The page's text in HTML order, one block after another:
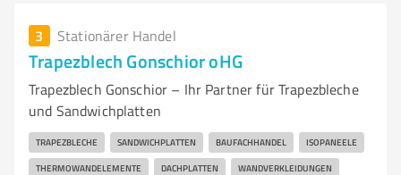
3 Stationärer Handel
Trapezblech Gonschior oHG
Trapezblech Gonschior – Ihr Partner für Trapezbleche
und Sandwichplatten
TRAPEZBLECHE SANDWICHPLATTEN BAUFACHHANDEL ISOPANEELE
THERMOWANDELEMENTE DACHPLATTEN WANDVERKLEIDUNGEN